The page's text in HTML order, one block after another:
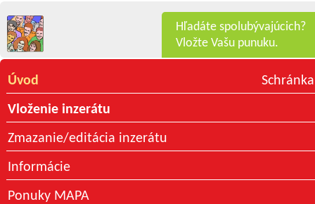
Hľadáte spolubývajúcich?
Vložte Vašu punuku.
Úvod
Vloženie inzerátu
Zmazanie/editácia inzerátu
Informácie
Ponuky MAPA